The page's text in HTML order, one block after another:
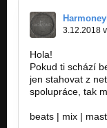
3.12.2018
Hola!
Pokud ti schází
jen stahovat z
spolupráce, tak
beats | mix |